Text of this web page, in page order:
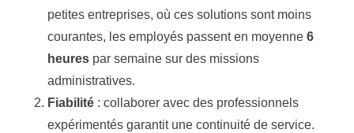
petites entreprises, où ces solutions sont moins
courantes, les employés passent en moyenne 6
heures par semaine sur des missions
administratives.
Fiabilité : collaborer avec des professionnels
expérimentés garantit une continuité de service.